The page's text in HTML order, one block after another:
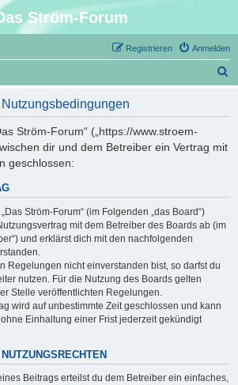
Ström-Forum
Anmelden
Registrieren
Ström-Forum“ („https://www.stroem-
dir und dem Betreiber ein Vertrag mit
geschlossen:
Ström-Forum“ (im Folgenden „das Board“)
mit dem Betreiber des Boards ab (im
und erklärst dich mit den nachfolgenden
Regelungen nicht einverstanden bist, so darfst du
nutzen. Für die Nutzung des Boards gelten
Stelle veröffentlichten Regelungen.
wird auf unbestimmte Zeit geschlossen und kann
Einhaltung einer Frist jederzeit gekündigt
Beitrags erteilst du dem Betreiber ein einfaches,